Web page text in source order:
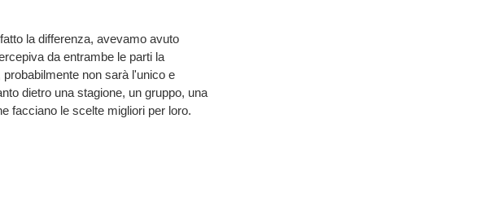
la differenza, avevamo avuto
da entrambe le parti la
non sarà l'unico e
dietro una stagione, un gruppo, una
facciano le scelte migliori per loro.